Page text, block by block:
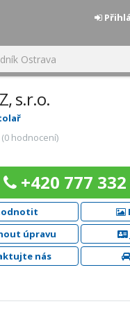
s.r.o.
(0 hodnocení)
+420 777
úpravu
nás